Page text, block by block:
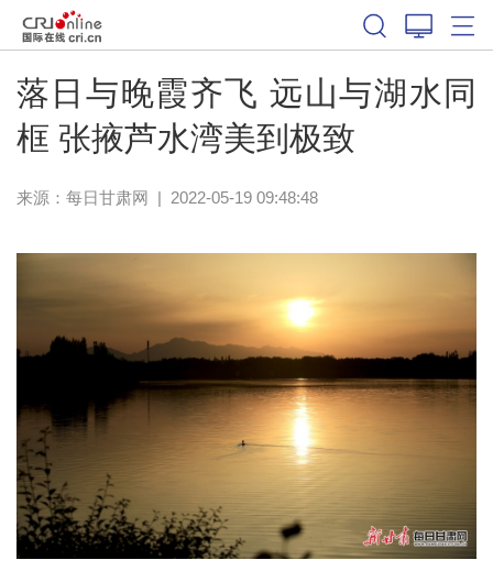
落日与晚霞齐飞 远山与湖水同
框 张掖芦水湾美到极致
来源： 每日甘肃网 | 2022-05-19 09:48:48